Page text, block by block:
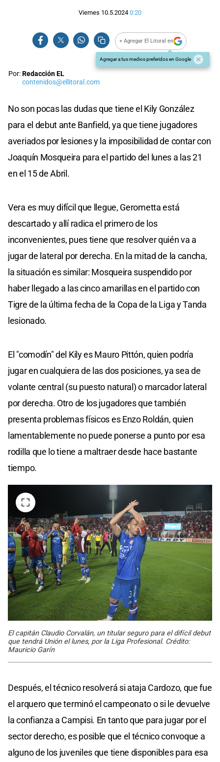
Viernes 10.5.2024 0:20
+ Agregar El Litoral en
Agregar a tus medios preferidos en Google
Por:Redacción EL
contenidos@ellitoral.com
No son pocas las dudas que tiene el Kily González
para el debut ante Banfield, ya que tiene jugadores
averiados por lesiones y la imposibilidad de contar con
Joaquín Mosqueira para el partido del lunes a las 21
en el 15 de Abril.
Vera es muy difícil que llegue, Gerometta está
descartado y allí radica el primero de los
inconvenientes, pues tiene que resolver quién va a
jugar de lateral por derecha. En la mitad de la cancha,
la situación es similar: Mosqueira suspendido por
haber llegado a las cinco amarillas en el partido con
Tigre de la última fecha de la Copa de la Liga y Tanda
lesionado.
El "comodín" del Kily es Mauro Pittón, quien podría
jugar en cualquiera de las dos posiciones, ya sea de
volante central (su puesto natural) o marcador lateral
por derecha. Otro de los jugadores que también
presenta problemas físicos es Enzo Roldán, quien
lamentablemente no puede ponerse a punto por esa
rodilla que lo tiene a maltraer desde hace bastante
tiempo.
El capitán Claudio Corvalán, un titular seguro para el difícil debut
que tendrá Unión el lunes, por la Liga Profesional. Crédito:
Mauricio Garín
Después, el técnico resolverá si ataja Cardozo, que fue
el arquero que terminó el campeonato o si le devuelve
la confianza a Campisi. En tanto que para jugar por el
sector derecho, es posible que el técnico convoque a
alguno de los juveniles que tiene disponibles para esa